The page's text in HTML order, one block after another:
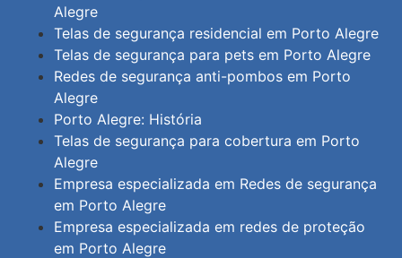
Alegre
Telas de segurança residencial em Porto Alegre
Telas de segurança para pets em Porto Alegre
Redes de segurança anti-pombos em Porto
Alegre
Porto Alegre: História
Telas de segurança para cobertura em Porto
Alegre
Empresa especializada em Redes de segurança
em Porto Alegre
Empresa especializada em redes de proteção
em Porto Alegre